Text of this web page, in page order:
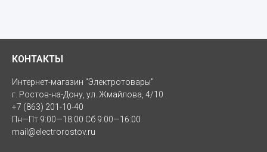
КОНТАКТЫ
Интернет-магазин "Электротовары"
г. Ростов-на-Дону, ул. Жмайлова, 4/10
+7 (863) 201-10-40
Пн—Пт 9:00—18:00 Сб 9:00—16:00
mail@electrorostov.ru